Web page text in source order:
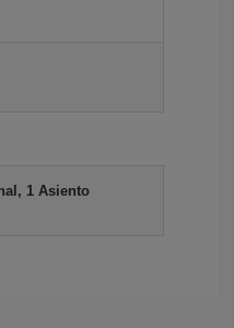
1 Asiento